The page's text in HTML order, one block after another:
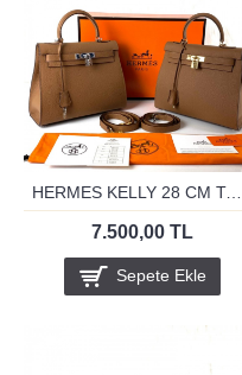
HERMES KELLY 28 CM TABA
7.500,00 TL
Sepete Ekle